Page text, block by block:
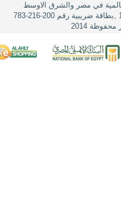
في مصر والشرق الاوسط
2014